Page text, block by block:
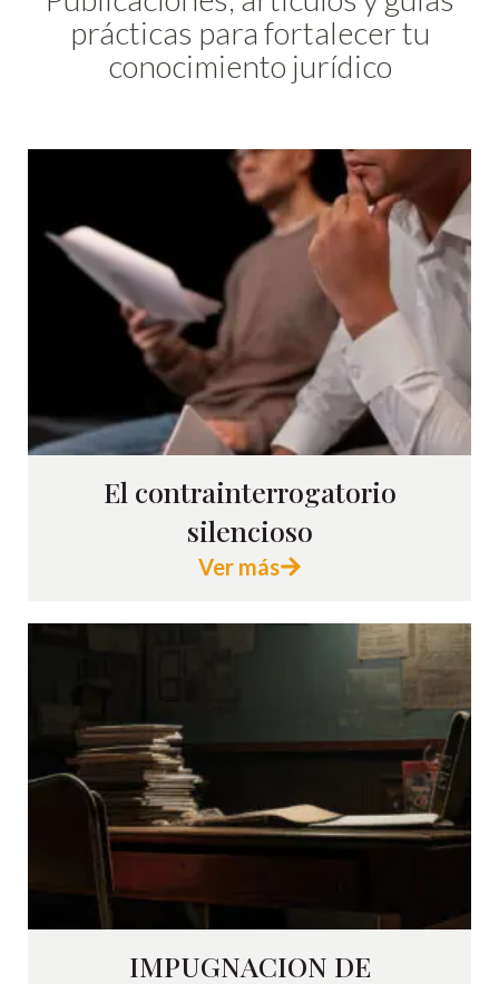
prácticas para fortalecer tu
conocimiento jurídico
El contrainterrogatorio
silencioso
Ver más
IMPUGNACION DE